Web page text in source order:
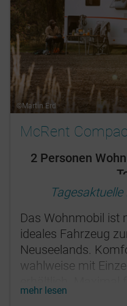
©Martin Erd
McRent
2 Personen
Das Wohnmobil ist
ideales Fahrzeug
Neuseelands.
wahlweise mit
geeignet.
mehr lesen